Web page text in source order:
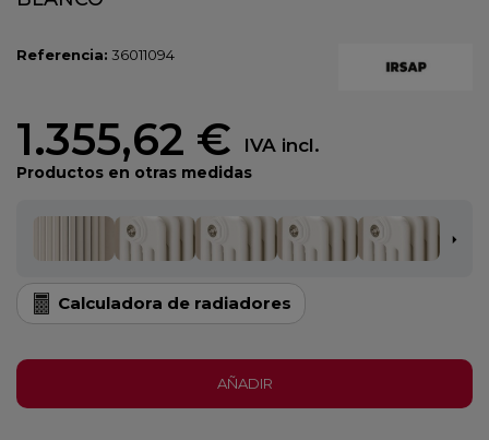
Referencia: 36011094
1.355,62 € IVA incl.
Productos en otras medidas
Calculadora de radiadores
AÑADIR